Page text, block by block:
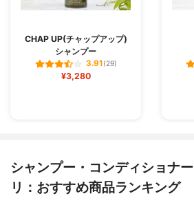
CHAP UP(チャップアップ)
シャンプー
3.91(29)
¥3,280
シャンプー・コンディショナ
リ：おすすめ商品ランキング